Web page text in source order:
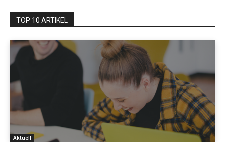
TOP 10 ARTIKEL
Aktuell